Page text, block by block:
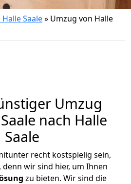
Saale» Umzug von Halle
Umzug
nach Halle
Saale
recht kostspielig sein,
denn wir sind hier, um Ihnen
zu bieten. Wir sind die